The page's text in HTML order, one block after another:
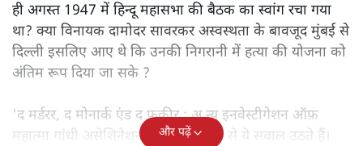
ही अगस्त 1947 में हिन्दू महासभा की बैठक का स्वांग रचा गया
था? क्या विनायक दामोदर सावरकर अस्वस्थता के बावजूद मुंबई से
दिल्ली इसलिए आए थे कि उनकी निगरानी में हत्या की योजना को
अंतिम रूप दिया जा सके ?
'द मर्डरर, द मोनार्क एंड द फ़कीर : अ न्यू इनवेस्टीगेशन ऑफ़
महात्मा गांधी असेशिनेशन' नामक किताब से ये सवाल उठते हैं।
और पढ़ें